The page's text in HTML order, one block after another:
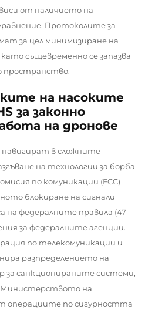
от наличието на
Протоколите за
за цел минимизиране на
същевременно се запазва
пространство.
на насоките
за законно
на дронове
в сложните
на технологии за борба
по комуникации (FCC)
блокиране на сигнали
на федералните правила (47
за федералните агенции.
по телекомуникации и
разпределението на
за санкционираните системи,
на
операциите по сигурността